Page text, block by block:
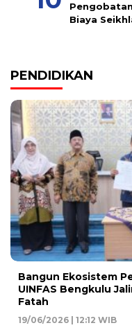
Biaya
PENDIDIKAN
Bangun Ekosistem
UINFAS Bengkulu
Fatah
19/06/2026 | 12:12 WIB